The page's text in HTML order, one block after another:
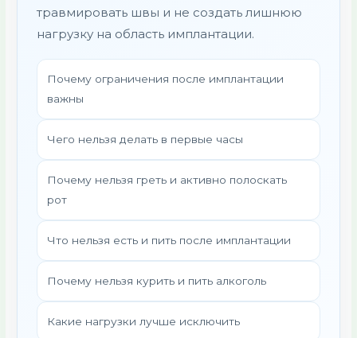
травмировать швы и не создать лишнюю
нагрузку на область имплантации.
Почему ограничения после имплантации
важны
Чего нельзя делать в первые часы
Почему нельзя греть и активно полоскать
рот
Что нельзя есть и пить после имплантации
Почему нельзя курить и пить алкоголь
Какие нагрузки лучше исключить